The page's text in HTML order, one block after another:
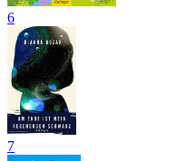
6
7